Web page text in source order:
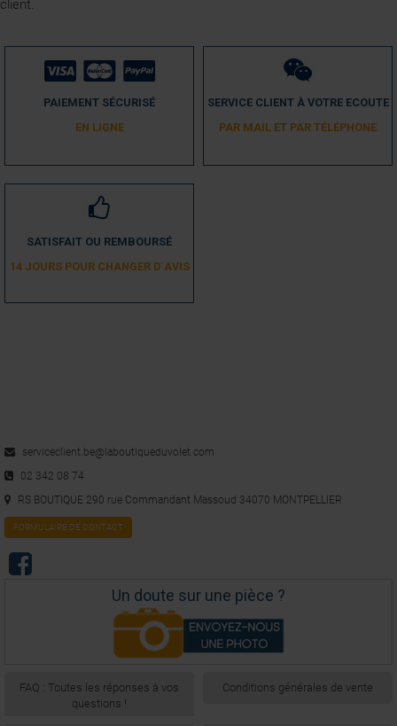
client.
PAIEMENT SÉCURISÉ
EN LIGNE
SERVICE CLIENT À VOTRE ECOUTE
PAR MAIL ET PAR TÉLÉPHONE
SATISFAIT OU REMBOURSÉ
14 JOURS POUR CHANGER D´AVIS
serviceclient.be@laboutiqueduvolet.com
02 342 08 74
RS BOUTIQUE 290 rue Commandant Massoud 34070 MONTPELLIER
FORMULAIRE DE CONTACT
Un doute sur une pièce ?
FAQ : Toutes les réponses à vos
questions !
Conditions générales de vente